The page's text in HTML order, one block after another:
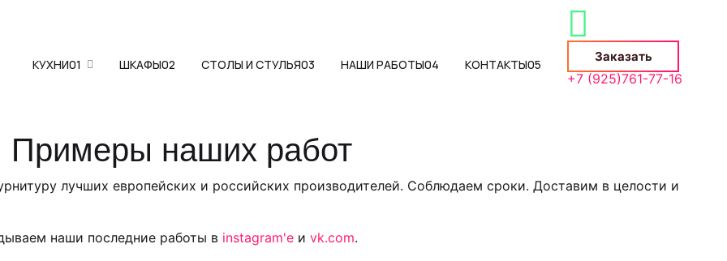
Заказать
+7 (925)761-77-16
КУХНИ01 ШКАФЫ02 СТОЛЫ И СТУЛЬЯ03 НАШИ РАБОТЫ04 КОНТАКТЫ05
Примеры наших работ
лучших европейских и российских производителей. Соблюдаем сроки. Доставим в целости и
наши последние работы в instagram'е и vk.com.